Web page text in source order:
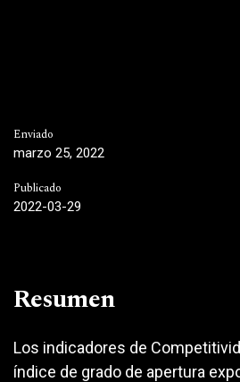
Enviado
marzo 25, 2022
Publicado
2022-03-29
Resumen
Los indicadores de
índice de grado de apertura